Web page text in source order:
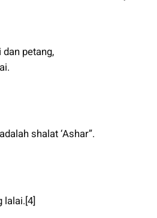
petang,
shalat ‘Ashar”.
lalai.[4]